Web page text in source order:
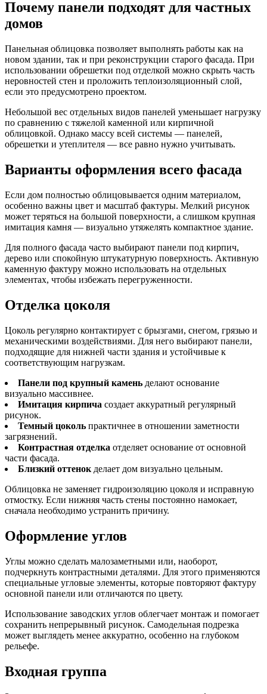
Почему панели подходят для частных
домов
Панельная облицовка позволяет выполнять работы как на
новом здании, так и при реконструкции старого фасада. При
использовании обрешетки под отделкой можно скрыть часть
неровностей стен и проложить теплоизоляционный слой,
если это предусмотрено проектом.
Небольшой вес отдельных видов панелей уменьшает нагрузку
по сравнению с тяжелой каменной или кирпичной
облицовкой. Однако массу всей системы — панелей,
обрешетки и утеплителя — все равно нужно учитывать.
Варианты оформления всего фасада
Если дом полностью облицовывается одним материалом,
особенно важны цвет и масштаб фактуры. Мелкий рисунок
может теряться на большой поверхности, а слишком крупная
имитация камня — визуально утяжелять компактное здание.
Для полного фасада часто выбирают панели под кирпич,
дерево или спокойную штукатурную поверхность. Активную
каменную фактуру можно использовать на отдельных
элементах, чтобы избежать перегруженности.
Отделка цоколя
Цоколь регулярно контактирует с брызгами, снегом, грязью и
механическими воздействиями. Для него выбирают панели,
подходящие для нижней части здания и устойчивые к
соответствующим нагрузкам.
Панели под крупный камень делают основание
визуально массивнее.
Имитация кирпича создает аккуратный регулярный
рисунок.
Темный цоколь практичнее в отношении заметности
загрязнений.
Контрастная отделка отделяет основание от основной
части фасада.
Близкий оттенок делает дом визуально цельным.
Облицовка не заменяет гидроизоляцию цоколя и исправную
отмостку. Если нижняя часть стены постоянно намокает,
сначала необходимо устранить причину.
Оформление углов
Углы можно сделать малозаметными или, наоборот,
подчеркнуть контрастными деталями. Для этого применяются
специальные угловые элементы, которые повторяют фактуру
основной панели или отличаются по цвету.
Использование заводских углов облегчает монтаж и помогает
сохранить непрерывный рисунок. Самодельная подрезка
может выглядеть менее аккуратно, особенно на глубоком
рельефе.
Входная группа